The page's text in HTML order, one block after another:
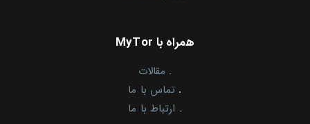
همراه با MyTor
. مقالات
. تماس با ما
. ارتباط با ما